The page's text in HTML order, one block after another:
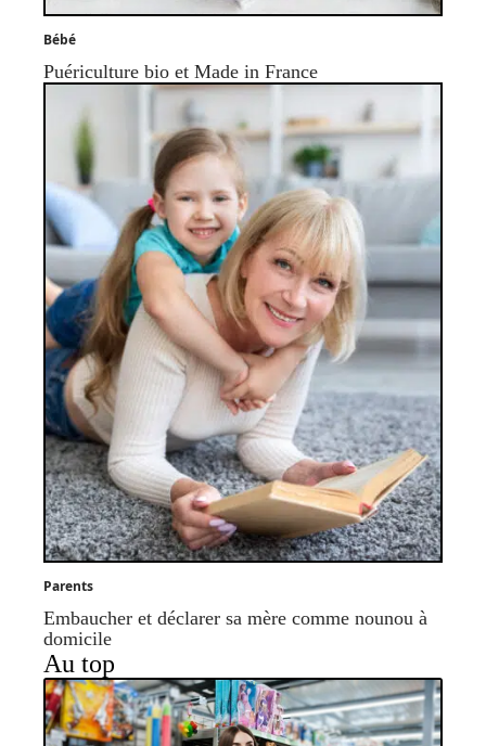
Bébé
Puériculture bio et Made in France
Parents
Embaucher et déclarer sa mère comme nounou à
domicile
Au top